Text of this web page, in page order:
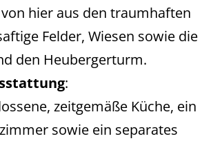
von hier aus den traumhaften
Felder, Wiesen sowie die
den Heubergerturm.
:
zeitgemäße Küche, ein
sowie ein separates